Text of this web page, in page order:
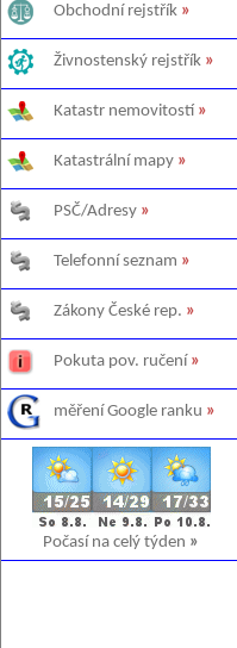
Obchodní rejstřík »
Živnostenský rejstřík »
Katastr nemovitostí »
Katastrální mapy »
PSČ/Adresy »
Telefonní seznam »
Zákony České rep. »
Pokuta pov. ručení »
měření Google ranku »
Počasí na celý týden »